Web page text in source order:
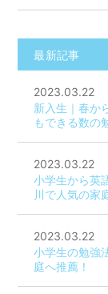
最新記事
2023.03.22
新入生｜春か
もできる数の
2023.03.22
小学生から英
川で人気の家
2023.03.22
小学生の勉強
庭へ推薦！